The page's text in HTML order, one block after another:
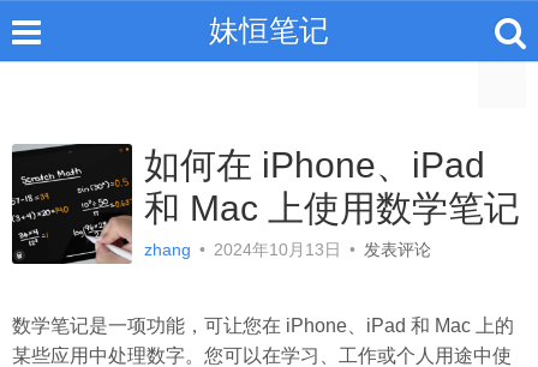
妹恒笔记
如何在 iPhone、iPad
和 Mac 上使用数学笔记
zhang • 2024年10月13日 • 发表评论
数学笔记是一项功能，可让您在 iPhone、iPad 和 Mac 上的
某些应用中处理数字。您可以在学习、工作或个人用途中使